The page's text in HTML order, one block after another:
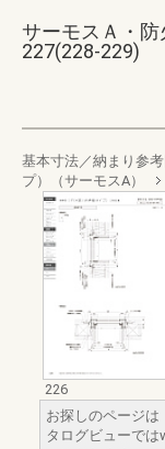
サーモスＡ・
227(228-229)
基本寸法／納まり参考
プ）（サーモスA）
226
お探しのページは
タログビューで